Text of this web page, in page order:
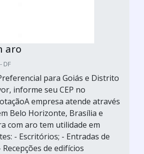
aro
DF
para Goiás e Distrito
informe seu CEP no
empresa atende através
Belo Horizonte, Brasília e
com aro tem utilidade em
- Escritórios; - Entradas de
de edifícios